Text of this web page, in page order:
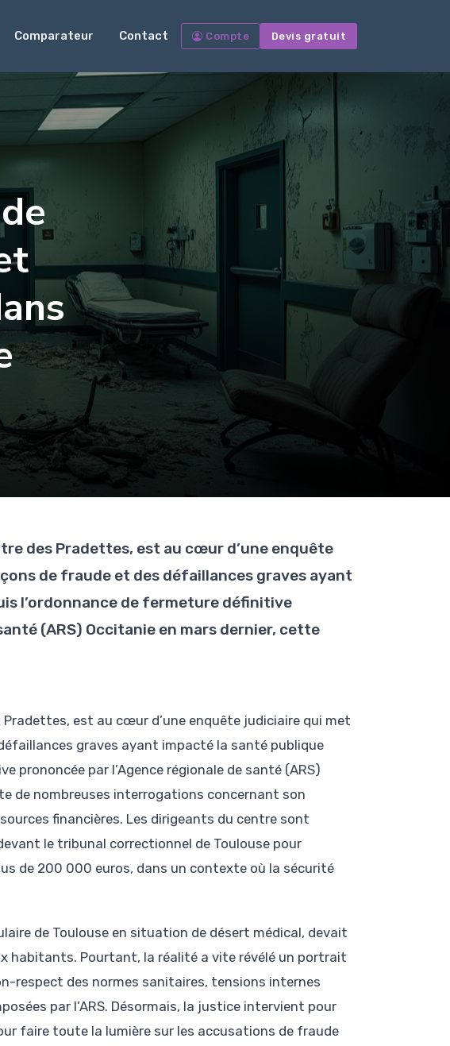
Comparateur Contact Compte Devis gratuit
des Pradettes, est au cœur d’une enquête
de fraude et des défaillances graves ayant
l’ordonnance de fermeture définitive
(ARS) Occitanie en mars dernier, cette
est au cœur d’une enquête judiciaire qui met
graves ayant impacté la santé publique
prononcée par l’Agence régionale de santé (ARS)
de nombreuses interrogations concernant son
financières. Les dirigeants du centre sont
le tribunal correctionnel de Toulouse pour
de 200 000 euros, dans un contexte où la sécurité
de Toulouse en situation de désert médical, devait
habitants. Pourtant, la réalité a vite révélé un portrait
respect des normes sanitaires, tensions internes
par l’ARS. Désormais, la justice intervient pour
faire toute la lumière sur les accusations de fraude